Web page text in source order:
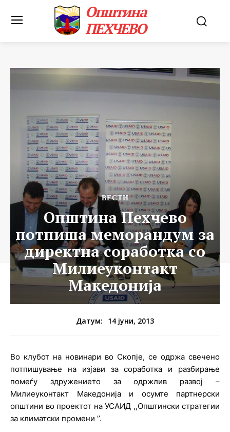
Општина
ПЕХЧЕВО
ВЕСТИ
Општина Пехчево
потпиша меморандум за
директна соработка со
Милиеуконтакт
Македонија
Датум: 14 јуни, 2013
Во клубот на новинари во Скопје, се одржа свечено
потпишување на изјави за соработка и разбирање
помеѓу здружението за одржлив развој –
Милиеуконтакт Македонија и осумте партнерски
општини во проектот на УСАИД ,,Општински стратегии
за климатски промени ’’.